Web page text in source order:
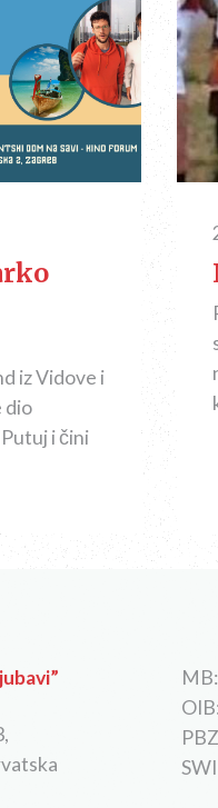
iz Vidove i
dio
i čini